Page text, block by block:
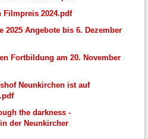
Filmpreis 2024.pdf
2025 Angebote bis 6. Dezember
Fortbildung am 20. November
Neunkirchen ist auf
the darkness -
der Neunkircher